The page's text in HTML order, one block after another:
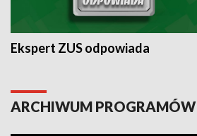
Ekspert ZUS odpowiada
ARCHIWUM PROGRAMÓW